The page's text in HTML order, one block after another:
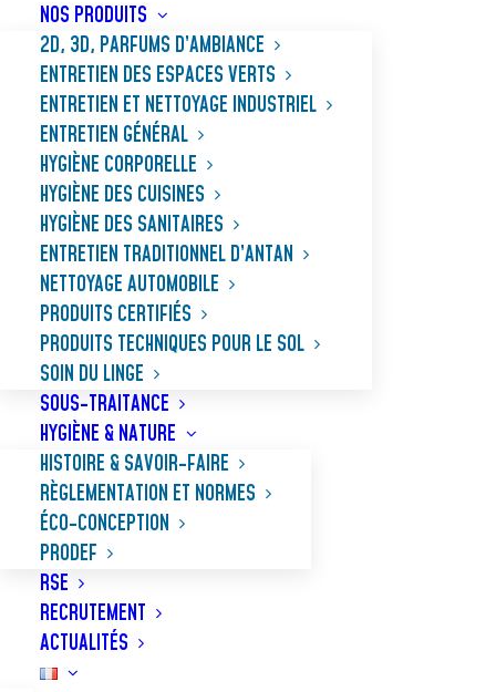
NOS PRODUITS
2D, 3D, PARFUMS D’AMBIANCE
ENTRETIEN DES ESPACES VERTS
ENTRETIEN ET NETTOYAGE INDUSTRIEL
ENTRETIEN GÉNÉRAL
HYGIÈNE CORPORELLE
HYGIÈNE DES CUISINES
HYGIÈNE DES SANITAIRES
ENTRETIEN TRADITIONNEL D’ANTAN
NETTOYAGE AUTOMOBILE
PRODUITS CERTIFIÉS
PRODUITS TECHNIQUES POUR LE SOL
SOIN DU LINGE
SOUS-TRAITANCE
HYGIÈNE & NATURE
HISTOIRE & SAVOIR-FAIRE
RÈGLEMENTATION ET NORMES
ÉCO-CONCEPTION
PRODEF
RSE
RECRUTEMENT
ACTUALITÉS
SUPER DÉCAPANT
Dissolvant ultra puissant de cires de toute
nature, même les plus anciennes, tout en